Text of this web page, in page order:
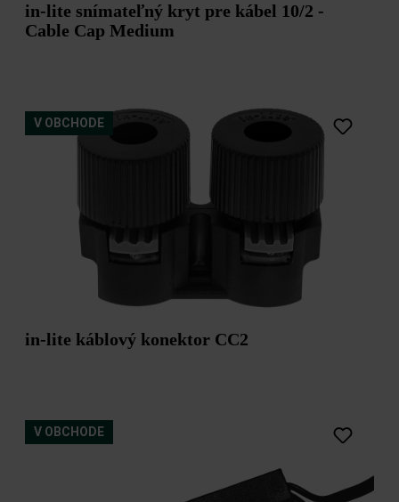
in-lite snímateľný kryt pre kábel 10/2 -
Cable Cap Medium
V OBCHODE
in-lite káblový konektor CC2
V OBCHODE